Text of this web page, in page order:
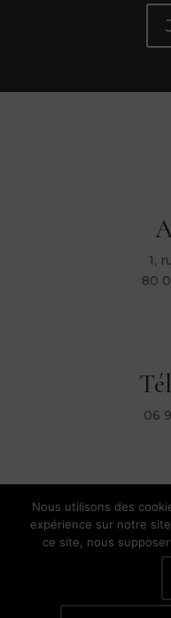
1,
80
06
Hélène Ripoll |
Nous utilisons des
expérience sur notre
ce site, nous